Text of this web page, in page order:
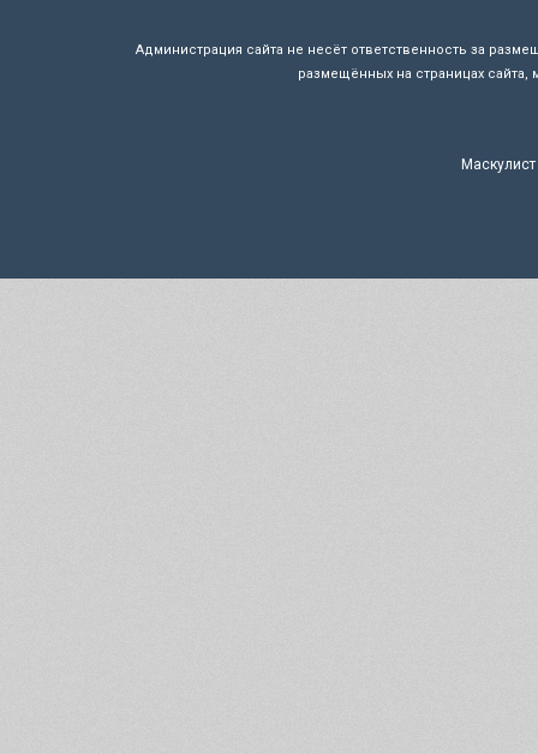
Администрация сайта не несёт ответственность за
размещённых на страницах